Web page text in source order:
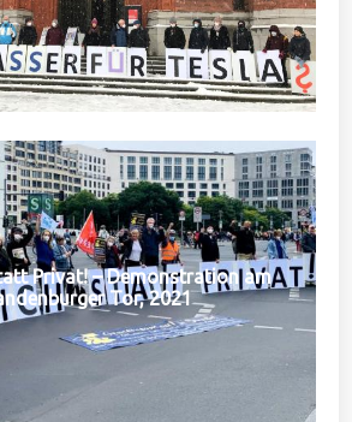
Privat! – Demonstration am
Tor, 2021